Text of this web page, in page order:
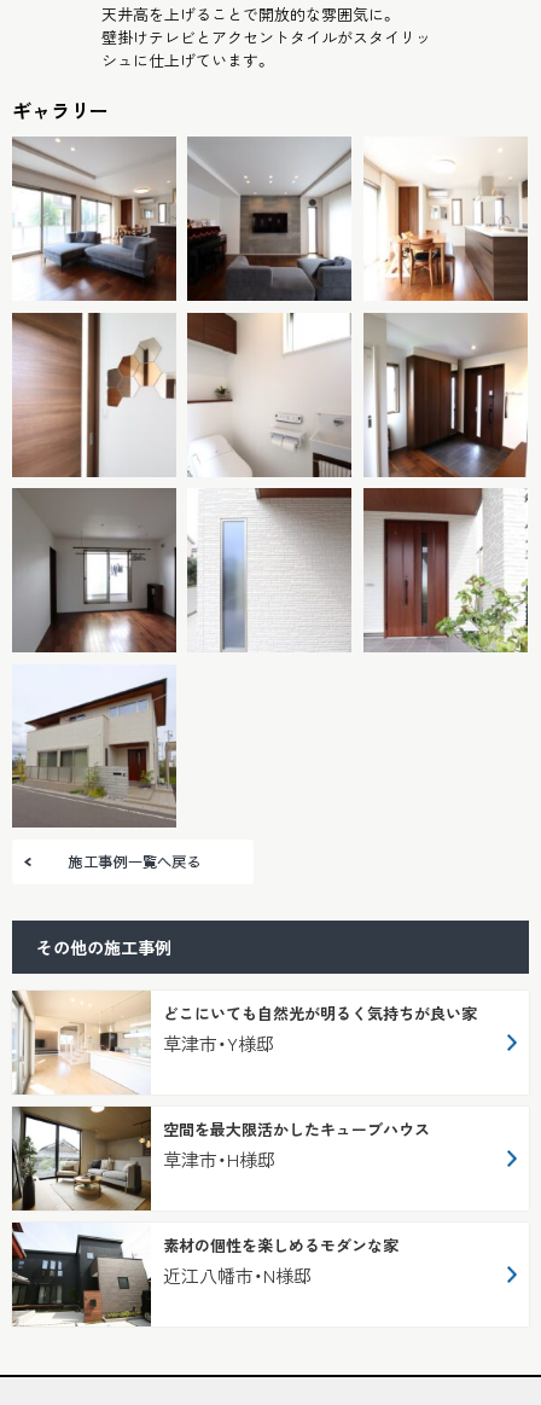
天井高を上げることで開放的な雰囲気に。
壁掛けテレビとアクセントタイルがスタイリッ
シュに仕上げています。
ギャラリー
その他の施工事例
どこにいても自然光が明るく気持ちが良い家
草津市・Y様邸
空間を最大限活かしたキューブハウス
草津市・H様邸
素材の個性を楽しめるモダンな家
近江八幡市・N様邸